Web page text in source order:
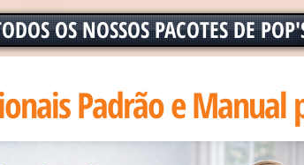
OS NOSSOS PACOTES DE
Padrão e Manual